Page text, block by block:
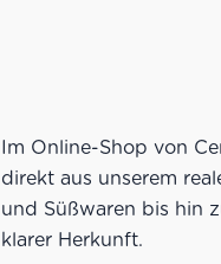
Im Online-Shop von
direkt aus unserem
und Süßwaren bis hin
klarer Herkunft.